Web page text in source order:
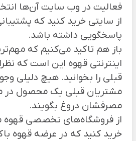
فعالیت در وب سایت آن‌ها
از سایتی خرید کنید که
پاسخگویی داشته باشد.
باز هم تاکید می‌کنیم که
اینترنتی قهوه این است که
قبلی را بخوانید. هیچ دلیلی
مشتریان قبلی یک محصول در
مصرفشان دروغ بگویند.
از فروشگاه‌های تخصصی قهوه
خرید کنید که در عرضه قهوه